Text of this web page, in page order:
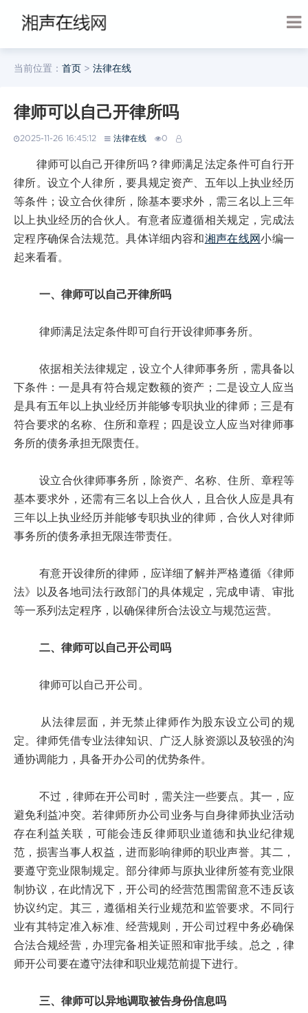
当前位置： 首页 > 法律在线
律师可以自己开律所吗
2025-11-26 16:45:12 法律在线 0
律师可以自己开律所吗？律师满足法定条件可自行开
律所。设立个人律所，要具规定资产、五年以上执业经历
等条件；设立合伙律所，除基本要求外，需三名以上三年
以上执业经历的合伙人。有意者应遵循相关规定，完成法
定程序确保合法规范。具体详细内容和湘声在线网小编一
起来看看。
一、律师可以自己开律所吗
律师满足法定条件即可自行开设律师事务所。
依据相关法律规定，设立个人律师事务所，需具备以
下条件：一是具有符合规定数额的资产；二是设立人应当
是具有五年以上执业经历并能够专职执业的律师；三是有
符合要求的名称、住所和章程；四是设立人应当对律师事
务所的债务承担无限责任。
设立合伙律师事务所，除资产、名称、住所、章程等
基本要求外，还需有三名以上合伙人，且合伙人应是具有
三年以上执业经历并能够专职执业的律师，合伙人对律师
事务所的债务承担无限连带责任。
有意开设律所的律师，应详细了解并严格遵循《律师
法》以及各地司法行政部门的具体规定，完成申请、审批
等一系列法定程序，以确保律所合法设立与规范运营。
二、律师可以自己开公司吗
律师可以自己开公司。
从法律层面，并无禁止律师作为股东设立公司的规
定。律师凭借专业法律知识、广泛人脉资源以及较强的沟
通协调能力，具备开办公司的优势条件。
不过，律师在开公司时，需关注一些要点。其一，应
避免利益冲突。若律师所办公司业务与自身律师执业活动
存在利益关联，可能会违反律师职业道德和执业纪律规
范，损害当事人权益，进而影响律师的职业声誉。其二，
要遵守竞业限制规定。部分律师与原执业律所签有竞业限
制协议，在此情况下，开公司的经营范围需留意不违反该
协议约定。其三，遵循相关行业规范和监管要求。不同行
业有其特定准入标准、经营规则，开公司过程中务必确保
合法合规经营，办理完备相关证照和审批手续。总之，律
师开公司要在遵守法律和职业规范前提下进行。
三、律师可以异地调取被告身份信息吗